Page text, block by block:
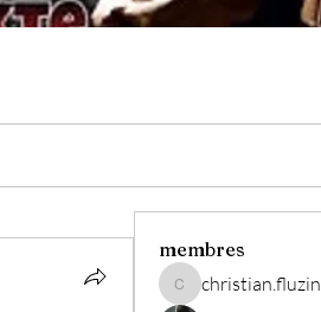
membres
christian.fluzin
christian.fluzin